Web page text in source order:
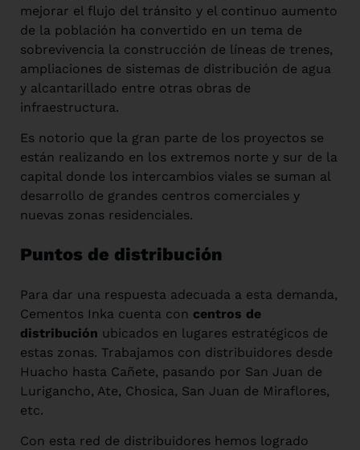
mejorar el flujo del tránsito y el continuo aumento
de la población ha convertido en un tema de
sobrevivencia la construcción de líneas de trenes,
ampliaciones de sistemas de distribución de agua
y alcantarillado entre otras obras de
infraestructura.
Es notorio que la gran parte de los proyectos se
están realizando en los extremos norte y sur de la
capital donde los intercambios viales se suman al
desarrollo de grandes centros comerciales y
nuevas zonas residenciales.
Puntos de distribución
Para dar una respuesta adecuada a esta demanda,
Cementos Inka cuenta con centros de
distribución ubicados en lugares estratégicos de
estas zonas. Trabajamos con distribuidores desde
Huacho hasta Cañete, pasando por San Juan de
Lurigancho, Ate, Chosica, San Juan de Miraflores,
etc.
Con esta red de distribuidores hemos logrado